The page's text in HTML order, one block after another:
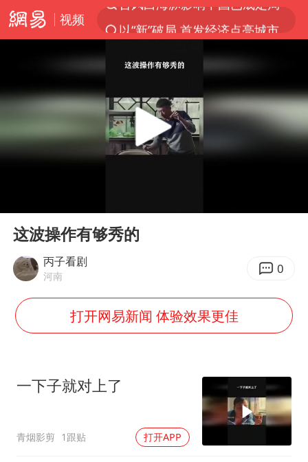
视频
我国编制完成新版全月地质图
台风白海豚即将进入48小时警戒线
郑国霖回应去景区上班被保安拦下
中央气象台发布台风黄色预警
关之琳否认与27岁模特的恋情
对话重庆地铁吐血女孩
中方回应日本广岛核爆81周年
中国五箭齐发反制美国
Play
这波操作有够秀的
丙子看剧
河南 0
打开网易新闻 体验效果更佳
一下子就对上了
青烟影剪 1跟贴 打开APP